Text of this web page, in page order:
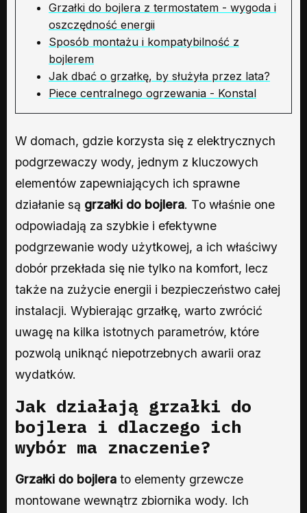
Grzałki do bojlera z termostatem - wygoda i
oszczędność energii
Sposób montażu i kompatybilność z
bojlerem
Jak dbać o grzałkę, by służyła przez lata?
Piece centralnego ogrzewania - Konstal
W domach, gdzie korzysta się z elektrycznych
podgrzewaczy wody, jednym z kluczowych
elementów zapewniających ich sprawne
działanie są grzałki do bojlera. To właśnie one
odpowiadają za szybkie i efektywne
podgrzewanie wody użytkowej, a ich właściwy
dobór przekłada się nie tylko na komfort, lecz
także na zużycie energii i bezpieczeństwo całej
instalacji. Wybierając grzałkę, warto zwrócić
uwagę na kilka istotnych parametrów, które
pozwolą uniknąć niepotrzebnych awarii oraz
wydatków.
Jak działają grzałki do
bojlera i dlaczego ich
wybór ma znaczenie?
Grzałki do bojlera to elementy grzewcze
montowane wewnątrz zbiornika wody. Ich